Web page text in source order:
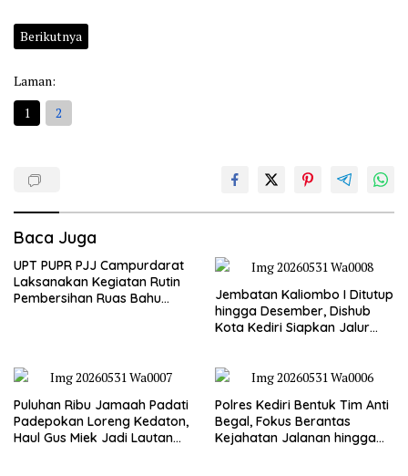
Berikutnya
Laman:
1
2
Baca Juga
UPT PUPR PJJ Campurdarat
Laksanakan Kegiatan Rutin
Pembersihan Ruas Bahu
Jembatan Kaliombo I Ditutup
hingga Desember, Dishub
Kota Kediri Siapkan Jalur
Puluhan Ribu Jamaah Padati
Padepokan Loreng Kedaton,
Haul Gus Miek Jadi Lautan
Polres Kediri Bentuk Tim Anti
Begal, Fokus Berantas
Kejahatan Jalanan hingga